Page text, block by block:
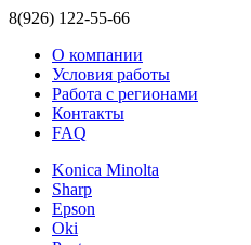
8(926) 122-55-66
О компании
Условия работы
Работа с регионами
Контакты
FAQ
Konica Minolta
Sharp
Epson
Oki